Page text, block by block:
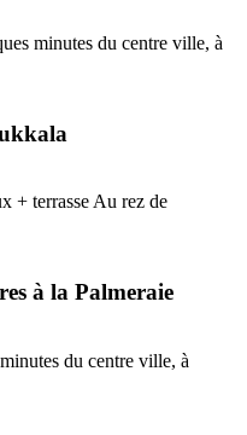
minutes du centre ville, à
+ terrasse Au rez de
à la Palmeraie
du centre ville, à